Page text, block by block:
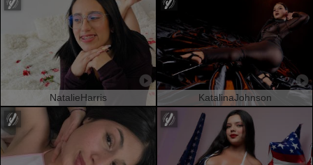
NatalieHarris KatalinaJohnson